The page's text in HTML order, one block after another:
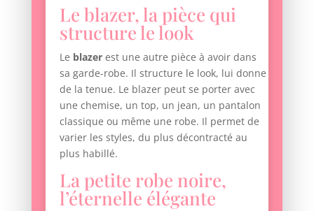
Le blazer, la pièce qui
structure le look
Le blazerest une autre pièce à avoir dans
sa garde-robe. Il structure le look, lui donne
de la tenue. Le blazer peut se porter avec
une chemise, un top, un jean, un pantalon
classique ou même une robe. Il permet de
varier les styles, du plus décontracté au
plus habillé.
La petite robe noire,
l’éternelle élégante